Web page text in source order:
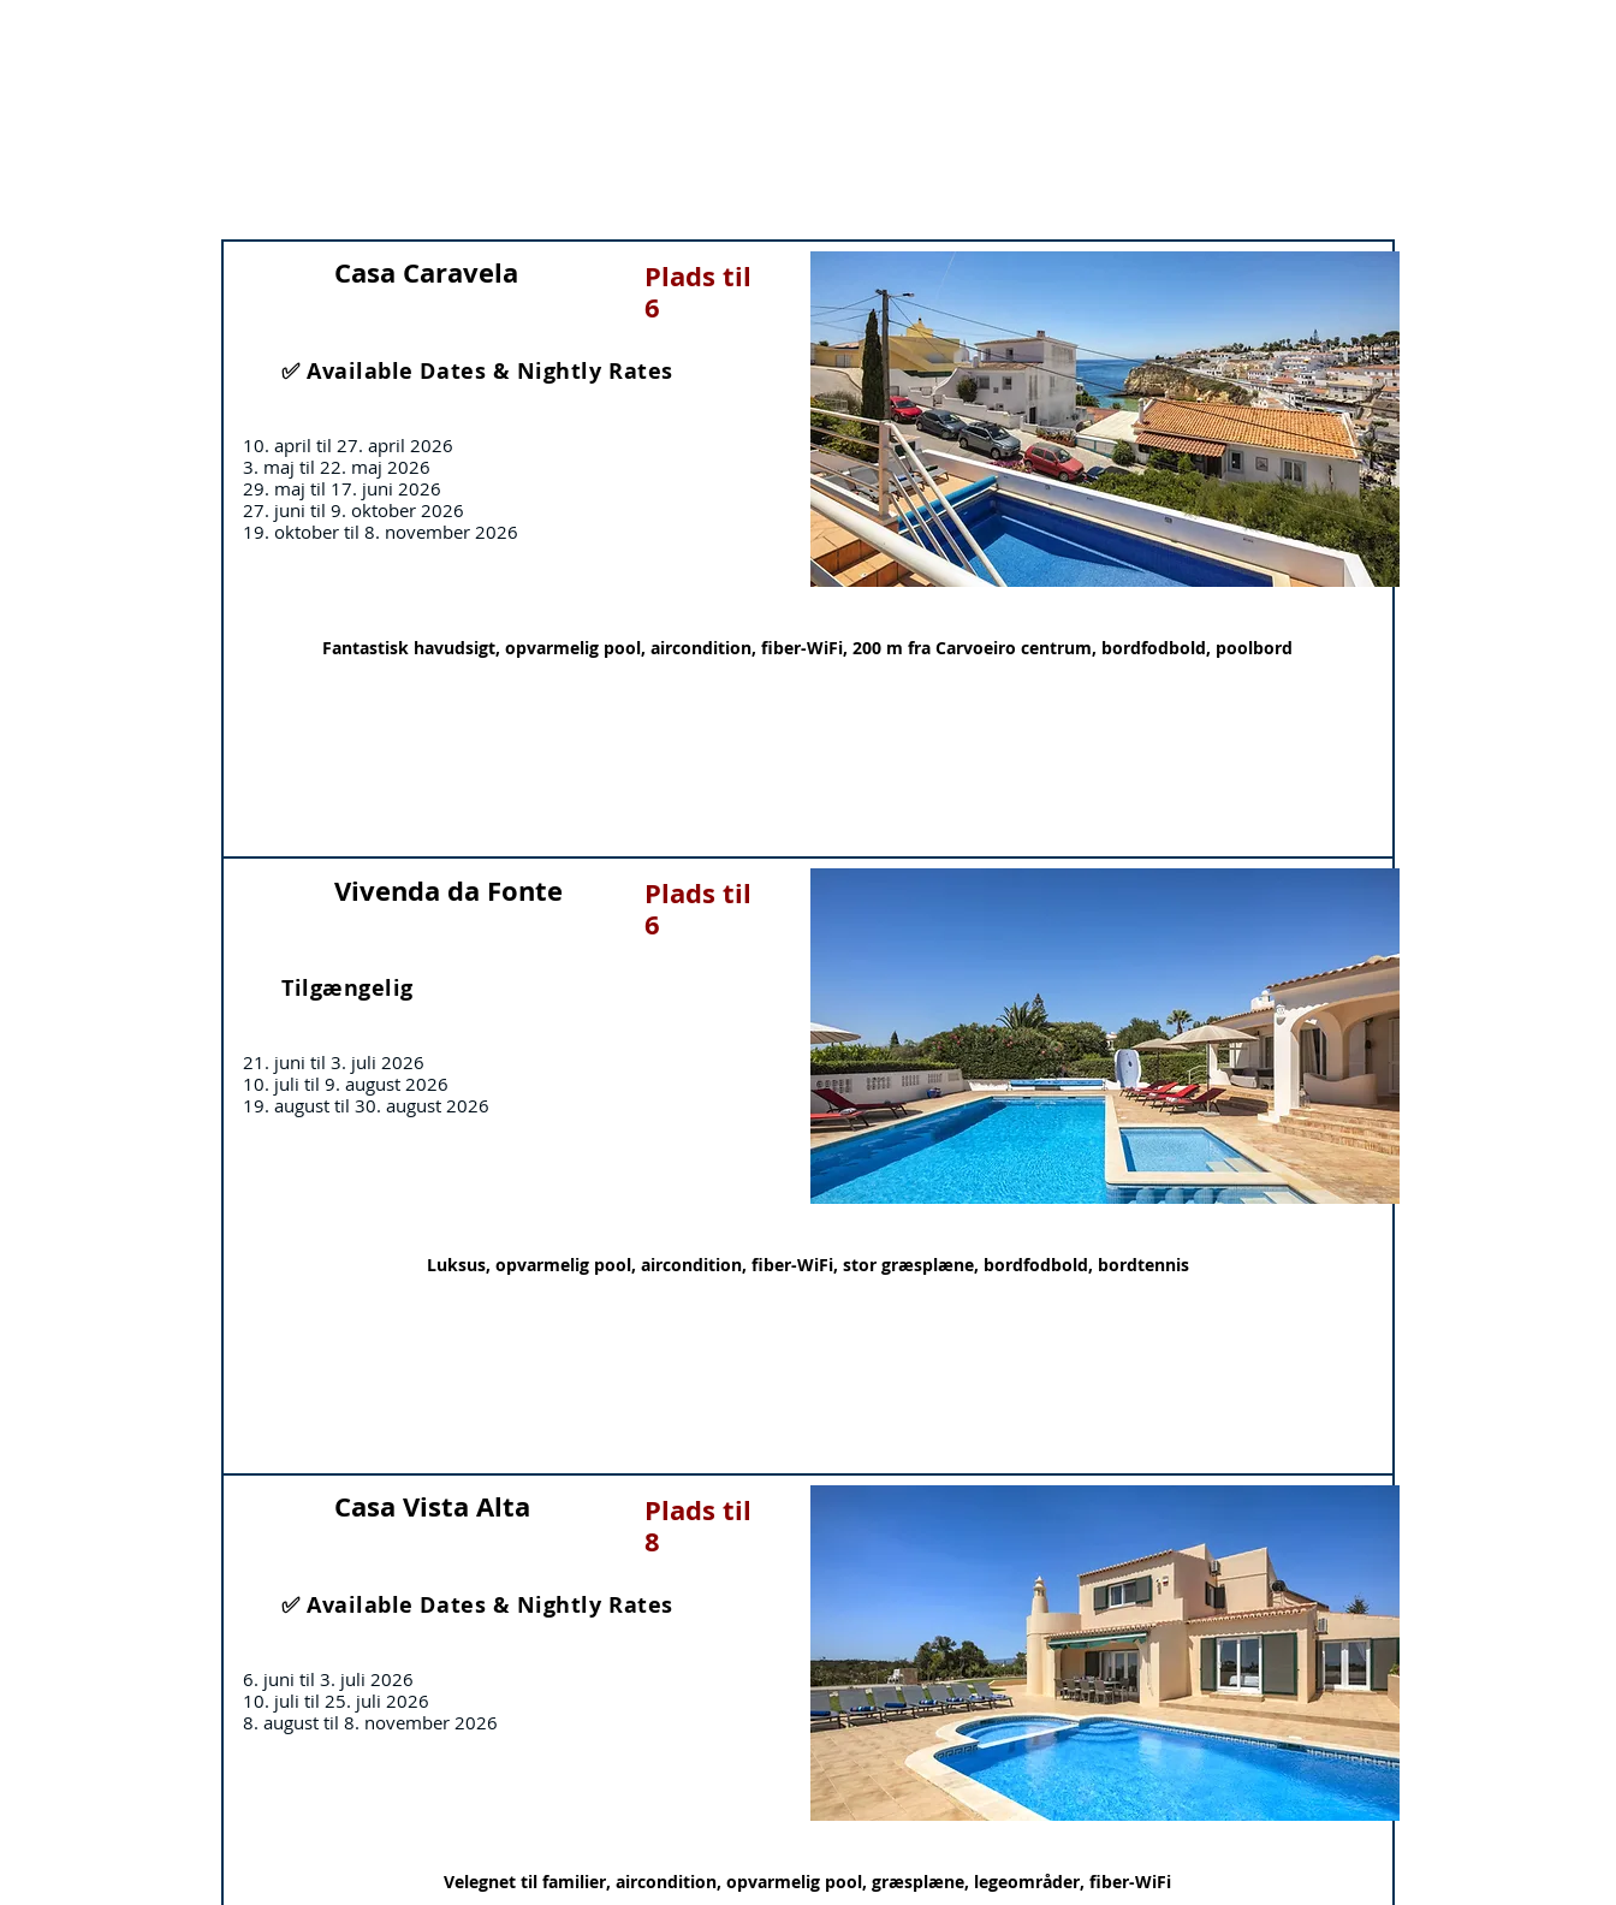
Casa Caravela
Plads til
6
✅ Available Dates & Nightly Rates
10. april til 27. april 2026
3. maj til 22. maj 2026
29. maj til 17. juni 2026
27. juni til 9. oktober 2026
19. oktober til 8. november 2026
Fantastisk havudsigt, opvarmelig pool, aircondition, fiber-WiFi, 200 m fra Carvoeiro centrum, bordfodbold, poolbord
Vivenda da Fonte
Plads til
6
Tilgængelig
21. juni til 3. juli 2026
10. juli til 9. august 2026
19. august til 30. august 2026
Luksus, opvarmelig pool, aircondition, fiber-WiFi, stor græsplæne, bordfodbold, bordtennis
Casa Vista Alta
Plads til
8
✅ Available Dates & Nightly Rates
6. juni til 3. juli 2026
10. juli til 25. juli 2026
8. august til 8. november 2026
Velegnet til familier, aircondition, opvarmelig pool, græsplæne, legeområder, fiber-WiFi